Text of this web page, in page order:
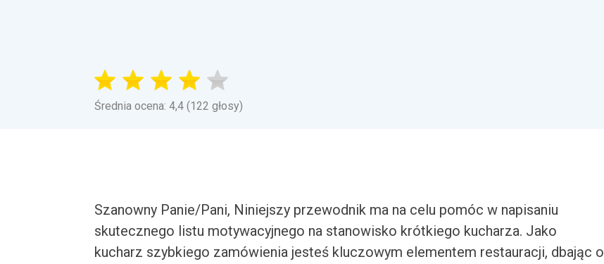
Średnia ocena: 4,4 (122 głosy)
Szanowny Panie/Pani, Niniejszy przewodnik ma na celu pomóc w napisaniu
skutecznego listu motywacyjnego na stanowisko krótkiego kucharza. Jako
kucharz szybkiego zamówienia jesteś kluczowym elementem restauracji, dbając o